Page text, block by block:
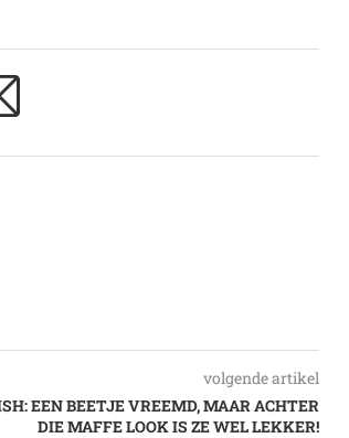
volgende artikel
EEN BEETJE VREEMD, MAAR ACHTER
DIE MAFFE LOOK IS ZE WEL LEKKER!